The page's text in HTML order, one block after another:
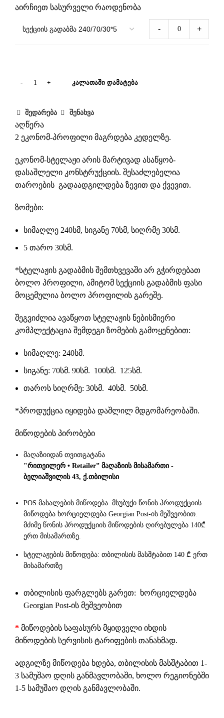
აირჩიეთ სასურველი რაოდენობა
- +
ᲙᲐᲚᲐᲗᲐᲨᲘ ᲓᲐᲛᲐᲢᲔᲑᲐ
შედარება შენახვა
აღწერა
2 ეკონომ-პროფილი მაგრდება კედელზე.
ეკონომ-სტელაჟი არის მარტივად ასაწყობ-
დასაშლელი კონსტრუქციის. შესაძლებელია
თაროების გადაადგილდება ზევით და ქვევით.
ზომები:
სიმაღლე 240სმ, სიგანე 70სმ, სიღრმე 30სმ.
5 თარო 30სმ.
*სტელაჟის გადაბმის შემთხვევაში არ გჭირდებათ
ბოლო პროფილი, ამიტომ სექციის გადაბმის ფასი
მოცემულია ბოლო პროფილის გარეშე.
შეგვიძლია ავაწყოთ სტელაჟის ნებისმიერი
კომპლექტაცია შემდეგი ზომების გამოყენებით:
სიმაღლე: 240სმ.
სიგანე: 70სმ. 90სმ. 100სმ. 125სმ.
თაროს სიღრმე: 30სმ. 40სმ. 50სმ.
*პროდუქცია იყიდება დაშლილ მდგომარეობაში.
მიწოდების პირობები
მაღაზიიდან თვითგატანა
"რითეილერ • Retailer” მაღაზიის მისამართი -
ბელიაშვილის 43, ქ.თბილისი
POS მასალების მიწოდება: მსუბუქი წონის პროდუქციის
მიწოდება ხორციელდება Georgian Post-ის მეშვეობით.
მძიმე წონის პროდუქციის მიწოდების ღირებულება 140₾
ერთ მისამართზე.
სტელაჟების მიწოდება: თბილისის მასშტაბით 140 ₾ ერთ
მისამართზე
თბილისის ფარგლებს გარეთ: ხორციელდება
Georgian Post-ის მეშვეობით
* მიწოდების საფასურს მყიდველი იხდის
მიწოდების სერვისის ტარიფების თანახმად.
ადგილზე მიწოდება ხდება, თბილისის მასშტაბით 1-
3 სამუშაო დღის განმავლობაში, ხოლო რეგიონებში
1-5 სამუშაო დღის განმავლობაში.